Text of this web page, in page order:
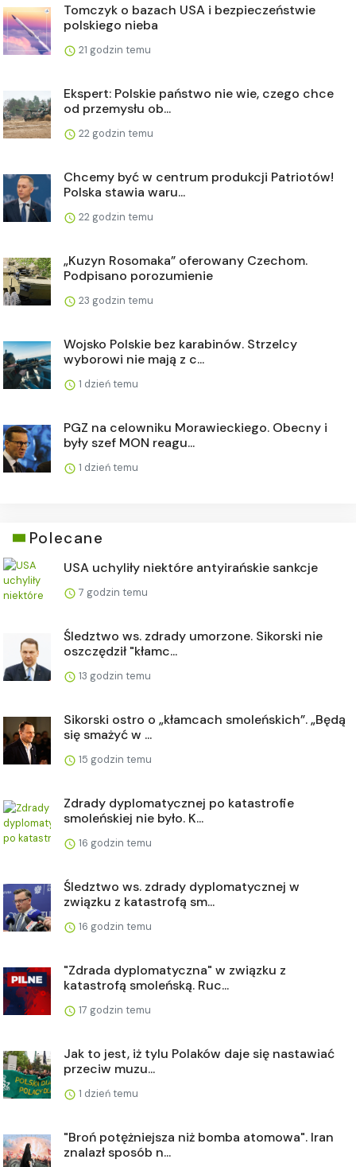
Tomczyk o bazach USA i bezpieczeństwie
polskiego nieba
21 godzin temu
Ekspert: Polskie państwo nie wie, czego chce
od przemysłu ob...
22 godzin temu
Chcemy być w centrum produkcji Patriotów!
Polska stawia waru...
22 godzin temu
„Kuzyn Rosomaka” oferowany Czechom.
Podpisano porozumienie
23 godzin temu
Wojsko Polskie bez karabinów. Strzelcy
wyborowi nie mają z c...
1 dzień temu
PGZ na celowniku Morawieckiego. Obecny i
były szef MON reagu...
1 dzień temu
Polecane
USA uchyliły niektóre antyirańskie sankcje
7 godzin temu
Śledztwo ws. zdrady umorzone. Sikorski nie
oszczędził "kłamc...
13 godzin temu
Sikorski ostro o „kłamcach smoleńskich”. „Będą
się smażyć w ...
15 godzin temu
Zdrady dyplomatycznej po katastrofie
smoleńskiej nie było. K...
16 godzin temu
Śledztwo ws. zdrady dyplomatycznej w
związku z katastrofą sm...
16 godzin temu
"Zdrada dyplomatyczna" w związku z
katastrofą smoleńską. Ruc...
17 godzin temu
Jak to jest, iż tylu Polaków daje się nastawiać
przeciw muzu...
1 dzień temu
"Broń potężniejsza niż bomba atomowa". Iran
znalazł sposób n...